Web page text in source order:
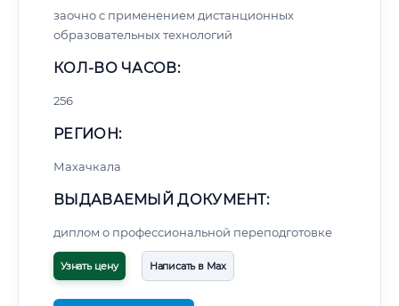
заочно с применением дистанционных
образовательных технологий
КОЛ-ВО ЧАСОВ:
256
РЕГИОН:
Махачкала
ВЫДАВАЕМЫЙ ДОКУМЕНТ:
диплом о профессиональной переподготовке
Узнать цену Написать в Max